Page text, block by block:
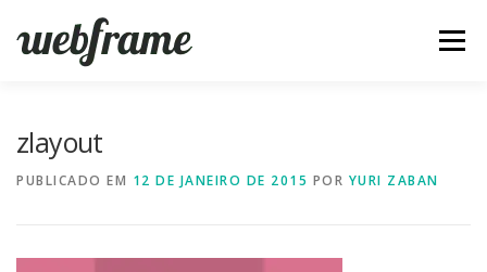
para
Menu
zlayout
PUBLICADO EM 12 DE JANEIRO DE 2015 POR YURI ZABAN